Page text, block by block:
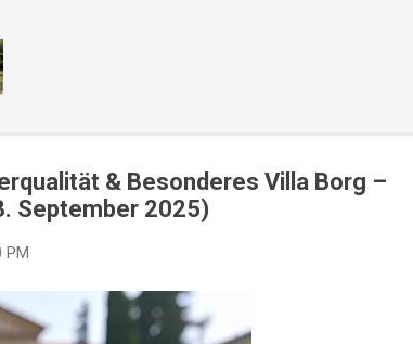
& Besonderes Villa Borg –
September 2025)
PM